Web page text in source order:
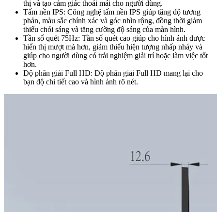
thị và tạo cảm giác thoải mái cho người dùng.
Tấm nền IPS: Công nghệ tấm nền IPS giúp tăng độ tương
phản, màu sắc chính xác và góc nhìn rộng, đồng thời giảm
thiểu chói sáng và tăng cường độ sáng của màn hình.
Tần số quét 75Hz: Tần số quét cao giúp cho hình ảnh được
hiển thị mượt mà hơn, giảm thiểu hiện tượng nhấp nháy và
giúp cho người dùng có trải nghiệm giải trí hoặc làm việc tốt
hơn.
Độ phân giải Full HD: Độ phân giải Full HD mang lại cho
bạn độ chi tiết cao và hình ảnh rõ nét.